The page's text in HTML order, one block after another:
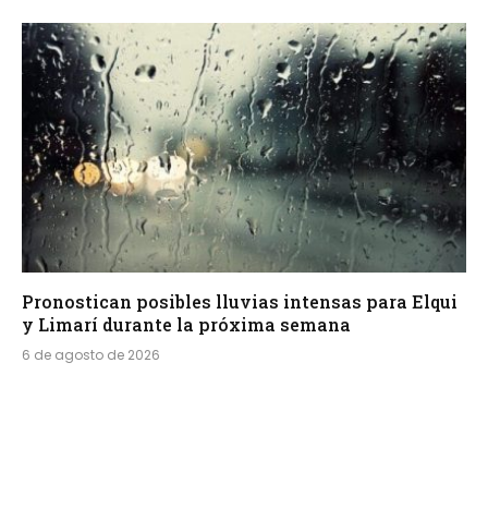
Pronostican posibles lluvias intensas para Elqui
y Limarí durante la próxima semana
6 de agosto de 2026